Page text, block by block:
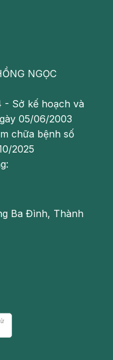
pháp phòng tiêu
chống ruồi, m­uỗi,
sống; Không ăn gỏi
nem chua; Không
NGỌC
- Sở kế hoạch và
05/06/2003
chữa bệnh số
2025
Ba Đình, Thành